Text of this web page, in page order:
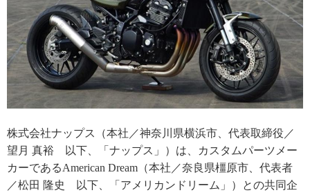
株式会社ナップス（本社／神奈川県横浜市、代表取締役／
望月 真裕 以下、「ナップス」）は、カスタムパーツメー
カーであるAmerican Dream（本社／奈良県橿原市、代表者
／松田 隆史 以下、「アメリカンドリーム」）との共同企